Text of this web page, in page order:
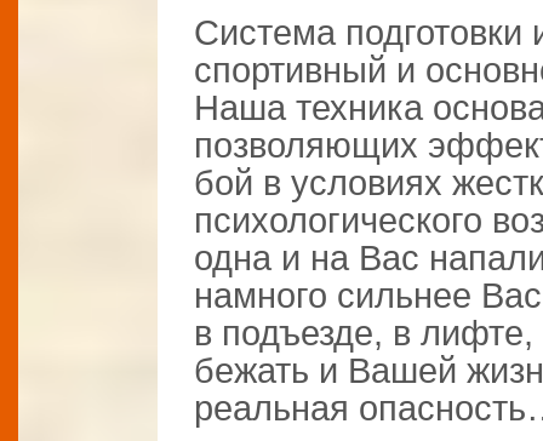
Система подготовки
спортивный и
Наша техника
позволяющих
бой в условиях
психологического
одна и на Вас
намного сильнее
в подъезде, в лифте,
бежать и Вашей
реальная